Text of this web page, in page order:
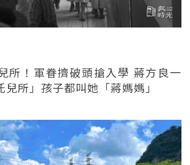
所！軍眷擠破頭搶入學 蔣方良一
所」孩子都叫她「蔣媽媽」